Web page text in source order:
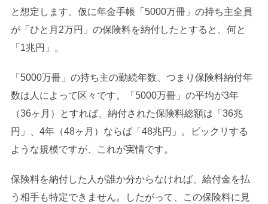
と想定します。仮に年金手帳「5000万冊」の持ち主全員
が「ひと月2万円」の保険料を納付したとすると、何と
「1兆円」。
「5000万冊」の持ち主の勤続年数、つまり保険料納付年
数は人によって区々です。「5000万冊」の平均が3年
（36ヶ月）とすれば、納付された保険料総額は「36兆
円」、4年（48ヶ月）ならば「48兆円」。ビックリする
ような規模ですが、これが実情です。
保険料を納付した人が誰か分からなければ、給付金を払
う相手も特定できません。したがって、この保険料に見